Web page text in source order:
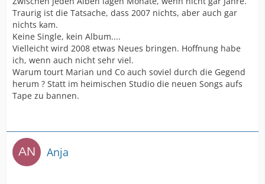
Traurig ist die Tatsache, dass 2007 nichts, aber auch gar
nichts kam.
Keine Single, kein Album....
Vielleicht wird 2008 etwas Neues bringen. Hoffnung habe
ich, wenn auch nicht sehr viel.
Warum tourt Marian und Co auch soviel durch die Gegend
herum ? Statt im heimischen Studio die neuen Songs aufs
Tape zu bannen.
Anja